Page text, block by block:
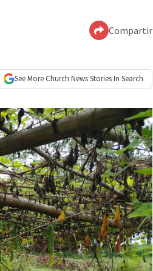
Compartir
See More Church NewsStories In Search